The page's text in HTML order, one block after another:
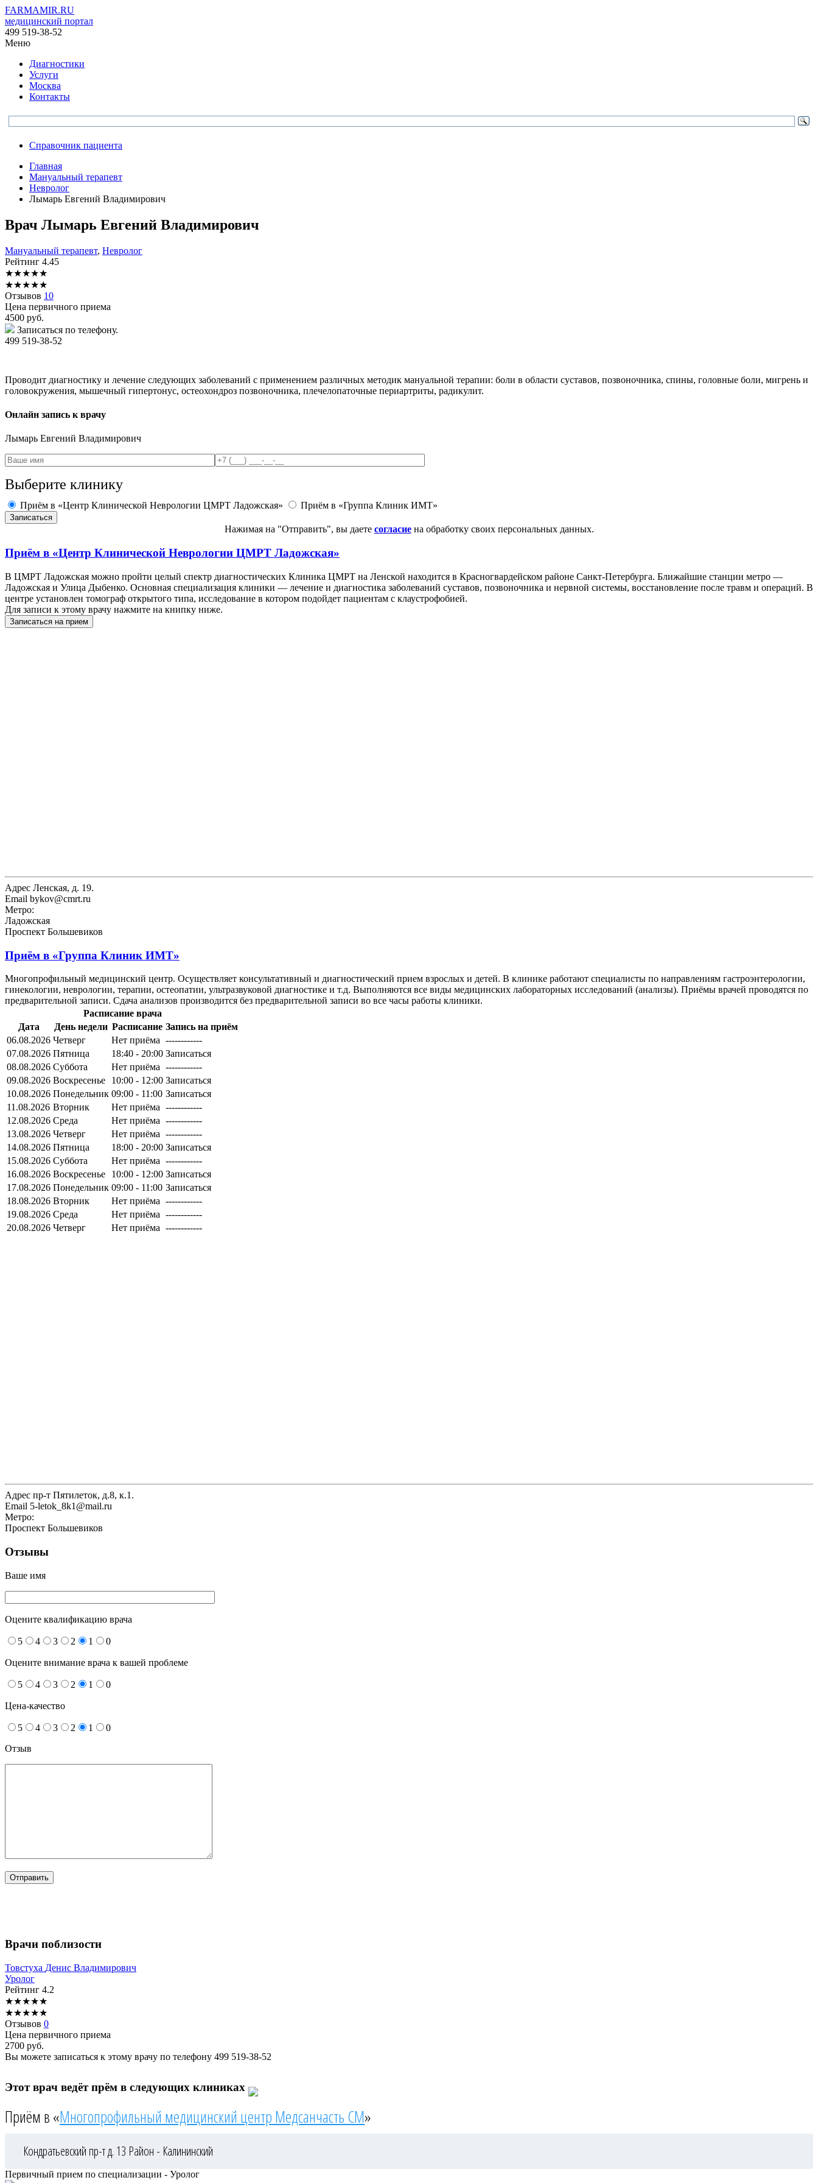
FARMAMIR.RU
медицинский портал
499 519-38-52
Меню
Диагностики
Услуги
Москва
Контакты
Справочник пациента
Главная
Мануальный терапевт
Невролог
Лымарь Евгений Владимирович
Врач Лымарь Евгений Владимирович
Мануальный терапевт, Невролог
Рейтинг 4.45
★★★★★
★★★★★
Отзывов 10
Цена первичного приема
4500 руб.
Записаться по телефону.
499 519-38-52
Проводит диагностику и лечение следующих заболеваний с применением различных методик мануальной терапии: боли в области суставов, позвоночника, спины, головные боли, мигрень и
головокружения, мышечный гипертонус, остеохондроз позвоночника, плечелопаточные периартриты, радикулит.
Онлайн запись к врачу
Лымарь Евгений Владимирович
Выберите клинику
Приём в «Центр Клинической Неврологии ЦМРТ Ладожская» Приём в «Группа Клиник ИМТ»
Нажимая на "Отправить", вы даете согласиена обработку своих персональных данных.
Приём в «Центр Клинической Неврологии ЦМРТ Ладожская»
В ЦМРТ Ладожская можно пройти целый спектр диагностических Клиника ЦМРТ на Ленской находится в Красногвардейском районе Санкт-Петербурга. Ближайшие станции метро —
Ладожская и Улица Дыбенко. Основная специализация клиники — лечение и диагностика заболеваний суставов, позвоночника и нервной системы, восстановление после травм и операций. В
центре установлен томограф открытого типа, исследование в котором подойдет пациентам с клаустрофобией.
Для записи к этому врачу нажмите на книпку ниже.
Записаться на прием
Адрес Ленская, д. 19.
Email bykov@cmrt.ru
Метро:
Ладожская
Проспект Большевиков
Приём в «Группа Клиник ИМТ»
Многопрофильный медицинский центр. Осуществляет консультативный и диагностический прием взрослых и детей. В клинике работают специалисты по направлениям гастроэнтерологии,
гинекологии, неврологии, терапии, остеопатии, ультразвуковой диагностике и т.д. Выполняются все виды медицинских лабораторных исследований (анализы). Приёмы врачей проводятся по
предварительной записи. Сдача анализов производится без предварительной записи во все часы работы клиники.
Расписание врача
Дата
День недели Расписание Запись на приём
06.08.2026 Четверг Нет приёма ------------
07.08.2026 Пятница 18:40 - 20:00 Записаться
08.08.2026 Суббота Нет приёма ------------
09.08.2026 Воскресенье 10:00 - 12:00 Записаться
10.08.2026 Понедельник 09:00 - 11:00 Записаться
11.08.2026 Вторник Нет приёма ------------
12.08.2026 Среда Нет приёма ------------
13.08.2026 Четверг Нет приёма ------------
14.08.2026 Пятница 18:00 - 20:00 Записаться
15.08.2026 Суббота Нет приёма ------------
16.08.2026 Воскресенье 10:00 - 12:00 Записаться
17.08.2026 Понедельник 09:00 - 11:00 Записаться
18.08.2026 Вторник Нет приёма ------------
19.08.2026 Среда Нет приёма ------------
20.08.2026 Четверг Нет приёма ------------
Адрес пр-т Пятилеток, д.8, к.1.
Email 5-letok_8k1@mail.ru
Метро:
Проспект Большевиков
Отзывы
Ваше имя
Оцените квалификацию врача
5 4 3 2 1 0
Оцените внимание врача к вашей проблеме
5 4 3 2 1 0
Цена-качество
5 4 3 2 1
0
Отзыв
Врачи поблизости
Товстуха Денис Владимирович
Уролог
Рейтинг 4.2
★★★★★
★★★★★
Отзывов 0
Цена первичного приема
2700 руб.
Вы можете записаться к этому врачу по телефону 499 519-38-52
Этот врач ведёт прём в следующих клиниках
Приём в «Многопрофильный медицинский центр Медсанчасть СМ»
Кондратьевский пр-т д. 13 Район - Калининский
Первичный прием по специализации - Уролог